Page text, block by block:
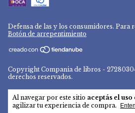
Al navegar por este sitio aceptás el
agilizar tu experiencia de compra.
Defensa de las y los consumidores. Para
Botón de arrepentimiento
Copyright Compania de libros -
derechos reservados.